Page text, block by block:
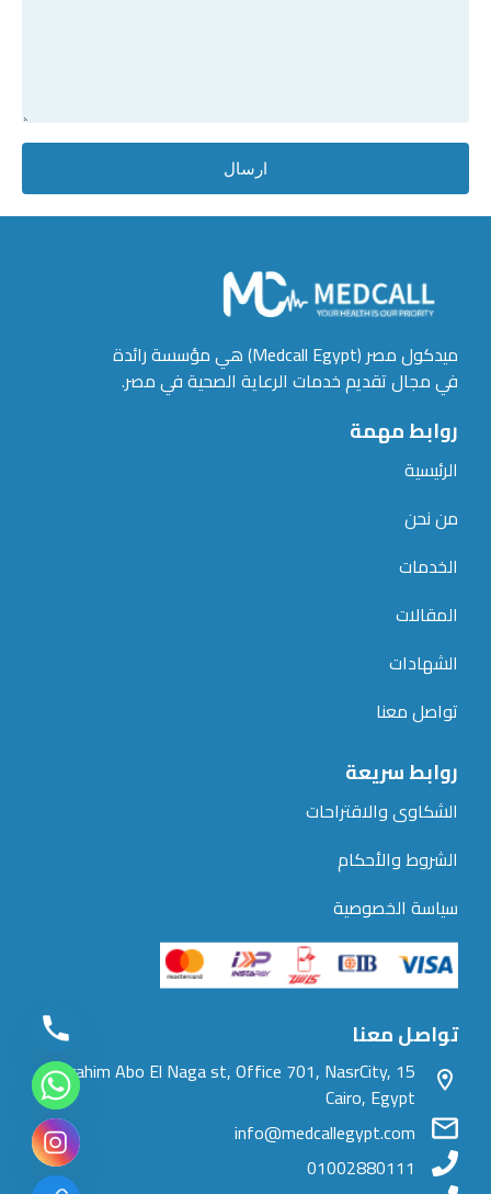
ارسال
ميدكول مصر (Medcall Egypt) هي مؤسسة رائدة
في مجال تقديم خدمات الرعاية الصحية في مصر.
روابط مهمة
الرئيسية
من نحن
الخدمات
المقالات
الشهادات
تواصل معنا
روابط سريعة
الشكاوى والاقتراحات
الشروط والأحكام
سياسة الخصوصية
تواصل معنا
15 Ibrahim Abo El Naga st, Office 701, NasrCity,
Cairo, Egypt
info@medcallegypt.com
01002880111